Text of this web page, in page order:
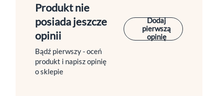
Produkt nie
posiada jeszcze
opinii
Bądź pierwszy - oceń
produkt i napisz opinię
o sklepie
Dodaj
pierwszą
opinię